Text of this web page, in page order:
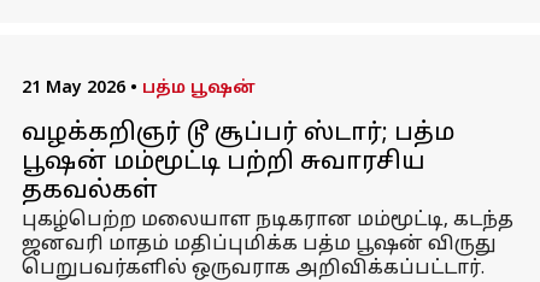
21 May 2026 • பத்ம பூஷன்
வழக்கறிஞர் டூ சூப்பர் ஸ்டார்; பத்ம
பூஷன் மம்மூட்டி பற்றி சுவாரசிய
தகவல்கள்
புகழ்பெற்ற மலையாள நடிகரான மம்மூட்டி, கடந்த
ஜனவரி மாதம் மதிப்புமிக்க பத்ம பூஷன் விருது
பெறுபவர்களில் ஒருவராக அறிவிக்கப்பட்டார்.